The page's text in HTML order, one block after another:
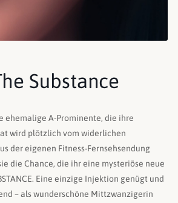
Substance
ehemalige A-Prominente, die ihre
wird plötzlich vom widerlichen
der eigenen Fitness-Fernsehsendung
die Chance, die ihr eine mysteriöse neue
Eine einzige Injektion genügt und
– als wunderschöne Mittzwanzigerin